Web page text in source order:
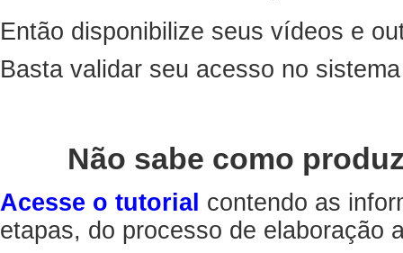
Então disponibilize seus vídeos e
Basta validar seu acesso no
Não sabe como
Acesse o tutorial contendo as
etapas, do processo de elaboração